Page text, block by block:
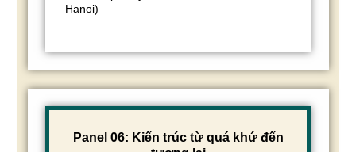
Hanoi)
Panel 06: Kiến trúc từ quá khứ đến